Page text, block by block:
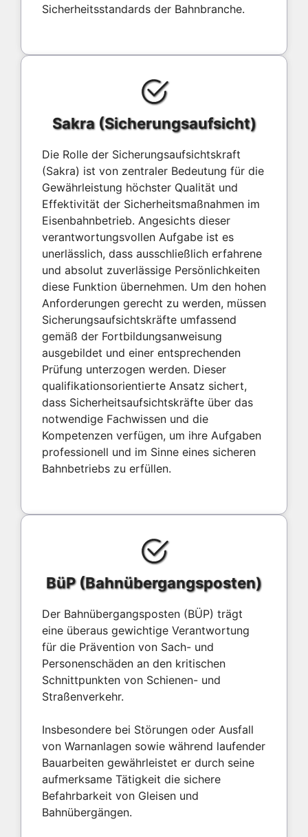
Sicherheitsstandards der Bahnbranche.
Sakra (Sicherungsaufsicht)
Die Rolle der Sicherungsaufsichtskraft
(Sakra) ist von zentraler Bedeutung für die
Gewährleistung höchster Qualität und
Effektivität der Sicherheitsmaßnahmen im
Eisenbahnbetrieb. Angesichts dieser
verantwortungsvollen Aufgabe ist es
unerlässlich, dass ausschließlich erfahrene
und absolut zuverlässige Persönlichkeiten
diese Funktion übernehmen. Um den hohen
Anforderungen gerecht zu werden, müssen
Sicherungsaufsichtskräfte umfassend
gemäß der Fortbildungsanweisung
ausgebildet und einer entsprechenden
Prüfung unterzogen werden. Dieser
qualifikationsorientierte Ansatz sichert,
dass Sicherheitsaufsichtskräfte über das
notwendige Fachwissen und die
Kompetenzen verfügen, um ihre Aufgaben
professionell und im Sinne eines sicheren
Bahnbetriebs zu erfüllen.
BüP (Bahnübergangsposten)
Der Bahnübergangsposten (BÜP) trägt
eine überaus gewichtige Verantwortung
für die Prävention von Sach- und
Personenschäden an den kritischen
Schnittpunkten von Schienen- und
Straßenverkehr.
Insbesondere bei Störungen oder Ausfall
von Warnanlagen sowie während laufender
Bauarbeiten gewährleistet er durch seine
aufmerksame Tätigkeit die sichere
Befahrbarkeit von Gleisen und
Bahnübergängen.